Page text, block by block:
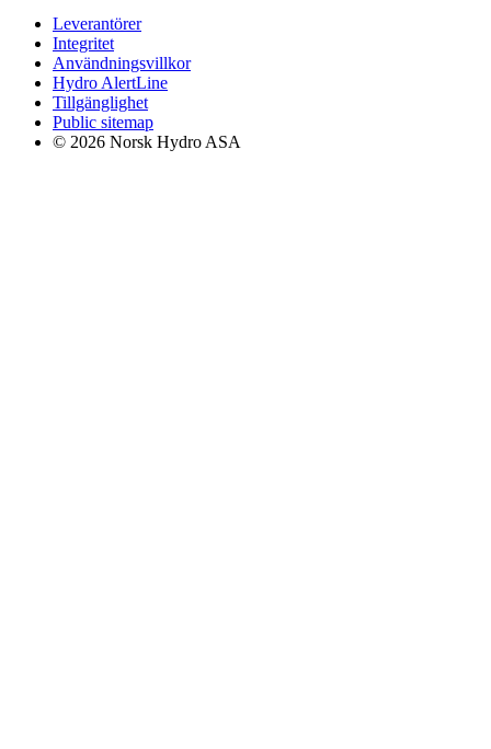
Leverantörer
Integritet
Användningsvillkor
Hydro AlertLine
Tillgänglighet
Public sitemap
© 2026 Norsk Hydro ASA